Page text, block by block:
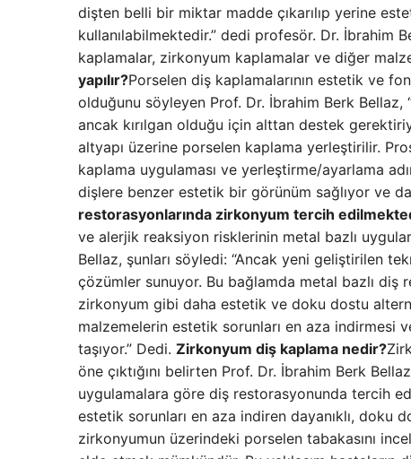
dişten belli bir miktar madde çıkarılıp yerine
kullanılabilmektedir.” dedi profesör. Dr. İbrahim
kaplamalar, zirkonyum kaplamalar ve diğer
yapılır?Porselen diş kaplamalarının estetik ve
olduğunu söyleyen Prof. Dr. İbrahim Berk
ancak kırılgan olduğu için alttan destek
altyapı üzerine porselen kaplama yerleştirilir.
kaplama uygulaması ve yerleştirme/ayarlama
dişlere benzer estetik bir görünüm sağlıyor ve
restorasyonlarında zirkonyum tercih
ve alerjik reaksiyon risklerinin metal bazlı
Bellaz, şunları söyledi: “Ancak yeni geliştirilen
çözümler sunuyor. Bu bağlamda metal bazlı diş
zirkonyum gibi daha estetik ve doku dostu
malzemelerin estetik sorunları en aza indirmesi
taşıyor.” Dedi. Zirkonyum diş kaplama nedir?
öne çıktığını belirten Prof. Dr. İbrahim Berk
uygulamalara göre diş restorasyonunda tercih
estetik sorunları en aza indiren dayanıklı, doku
zirkonyumun üzerindeki porselen tabakasını